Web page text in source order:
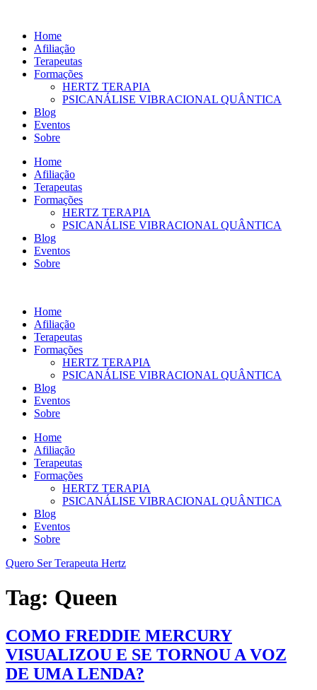
conteúdo
Home
Afiliação
Terapeutas
Formações
HERTZ TERAPIA
PSICANÁLISE VIBRACIONAL QUÂNTICA
Blog
Eventos
Sobre
Home
Afiliação
Terapeutas
Formações
HERTZ TERAPIA
PSICANÁLISE VIBRACIONAL QUÂNTICA
Blog
Eventos
Sobre
Home
Afiliação
Terapeutas
Formações
HERTZ TERAPIA
PSICANÁLISE VIBRACIONAL QUÂNTICA
Blog
Eventos
Sobre
Home
Afiliação
Terapeutas
Formações
HERTZ TERAPIA
PSICANÁLISE VIBRACIONAL QUÂNTICA
Blog
Eventos
Sobre
Quero Ser Terapeuta Hertz
Tag: Queen
COMO FREDDIE MERCURY
VISUALIZOU E SE TORNOU A VOZ
DE UMA LENDA?